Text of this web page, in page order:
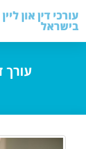
עורכי דין און ליין
בישראל
עורך